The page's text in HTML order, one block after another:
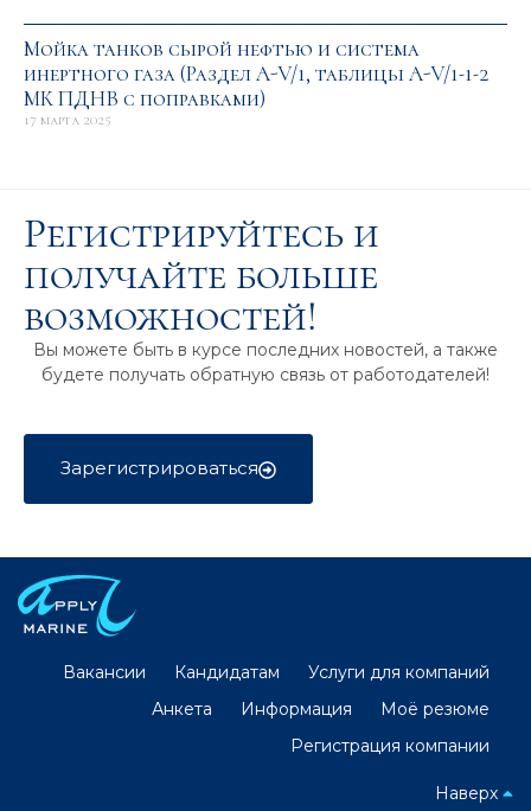
Мойка танков сырой нефтью и система
инертного газа (Раздел A-V/1, таблицы A-V/1-1-2
МК ПДНВ с поправками)
17 марта 2025
Регистрируйтесь и
получайте больше
возможностей!
Вы можете быть в курсе последних новостей, а также
будете получать обратную связь от работодателей!
Зарегистрироваться
Вакансии Кандидатам
Услуги для компаний
Анкета
Информация
Моё резюме
Регистрация компании
Наверх